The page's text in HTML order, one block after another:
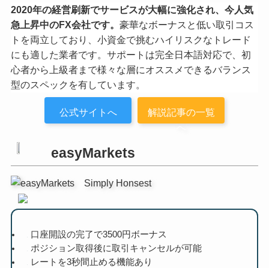
2020年の経営刷新でサービスが大幅に強化され、今人気
急上昇中のFX会社です。 豪華なボーナスと低い取引コス
トを両立しており、小資金で挑むハイリスクなトレード
にも適した業者です。サポートは完全日本語対応で、初
心者から上級者まで様々な層にオススメできるバランス
型のスペックを有しています。
公式サイトへ
解説記事の一覧
へ
easyMarkets
口座開設の完了で3500円ボーナス
ポジション取得後に取引キャンセルが可能
レートを3秒間止める機能あり